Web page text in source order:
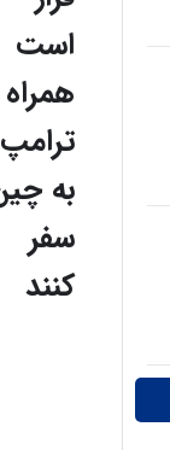
است
همراه
ترامپ
به
سفر
کنند